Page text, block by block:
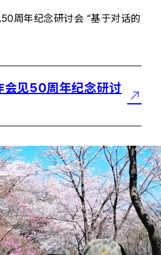
周年纪念研讨会 “基于对话的
会见50周年纪念研讨